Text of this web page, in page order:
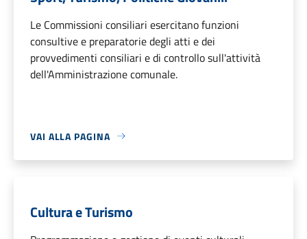
Le Commissioni consiliari esercitano funzioni
consultive e preparatorie degli atti e dei
provvedimenti consiliari e di controllo sull'attività
dell'Amministrazione comunale.
VAI ALLA PAGINA
Cultura e Turismo